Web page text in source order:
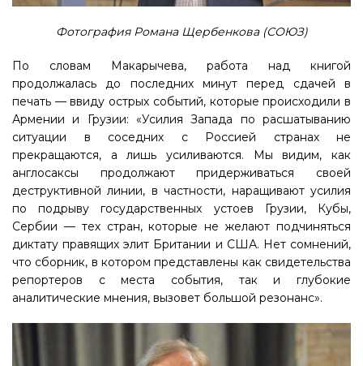
Фотография Романа Щербенкова (СОЮЗ)
По словам Макарычева, работа над книгой
продолжалась до последних минут перед сдачей в
печать — ввиду острых событий, которые происходили в
Армении и Грузии: «Усилия Запада по расшатыванию
ситуации в соседних с Россией странах не
прекращаются, а лишь усиливаются. Мы видим, как
англосаксы продолжают придерживаться своей
деструктивной линии, в частности, наращивают усилия
по подрыву государственных устоев Грузии, Кубы,
Сербии — тех стран, которые не желают подчиняться
диктату правящих элит Британии и США. Нет сомнений,
что сборник, в котором представлены как свидетельства
репортеров с места события, так и глубокие
аналитические мнения, вызовет большой резонанс».